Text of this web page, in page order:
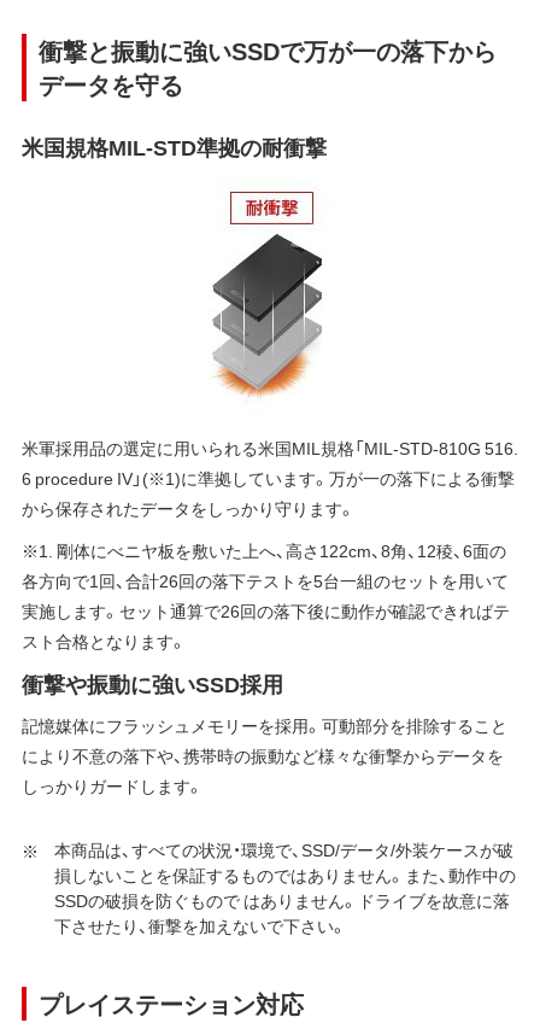
衝撃と振動に強いSSDで万が一の落下から
データを守る
米国規格MIL-STD準拠の耐衝撃
米軍採用品の選定に用いられる米国MIL規格「MIL-STD-810G 516.
6 procedure IV」(※1)に準拠しています。万が一の落下による衝撃
から保存されたデータをしっかり守ります。
※1. 剛体にべニヤ板を敷いた上へ、高さ122cm、8角、12稜、6面の
各方向で1回、合計26回の落下テストを5台一組のセットを用いて
実施します。セット通算で26回の落下後に動作が確認できればテ
スト合格となります。
衝撃や振動に強いSSD採用
記憶媒体にフラッシュメモリーを採用。可動部分を排除すること
により不意の落下や、携帯時の振動など様々な衝撃からデータを
しっかりガードします。
本商品は、すべての状況・環境で、SSD/データ/外装ケースが破
損しないことを保証するものではありません。また、動作中の
SSDの破損を防ぐもので はありません。ドライブを故意に落
下させたり、衝撃を加えないで下さい。
プレイステーション対応